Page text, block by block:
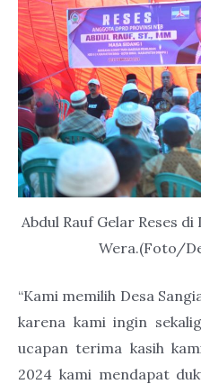
Abdul Rauf Gelar Reses
Wera.(Foto/
“Kami memilih Desa
karena kami ingin
ucapan terima kasih
2024 kami mendapat